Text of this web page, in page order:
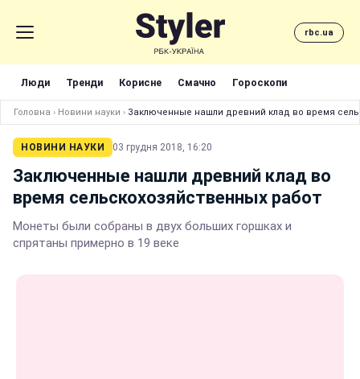
rbc.ua
Люди Тренди Корисне Смачно Гороскопи
Головна › Новини науки › Заключенные нашли древний клад во время
НОВИНИ НАУКИ 03 грудня 2018, 16:20
Заключенные нашли древний клад во
время сельскохозяйственных работ
Монеты были собраны в двух больших горшках и
спрятаны примерно в 19 веке